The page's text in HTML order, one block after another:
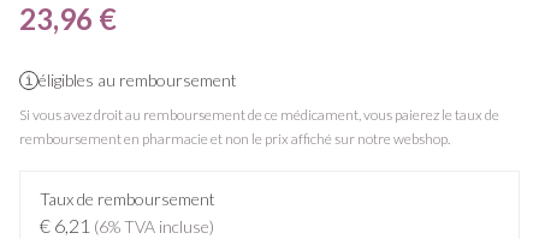
23,96 €
éligibles au remboursement
Si vous avez droit au remboursement de ce médicament, vous paierez le taux de
remboursement en pharmacie et non le prix affiché sur notre webshop.
Taux de remboursement
€ 6,21 (6% TVA incluse)